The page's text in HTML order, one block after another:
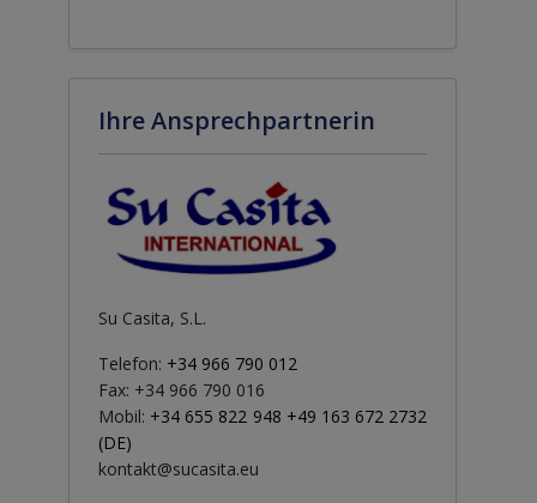
Ihre Ansprechpartnerin
Su Casita, S.L.
Telefon: +34 966 790 012
Fax: +34 966 790 016
Mobil: +34 655 822 948 +49 163 672 2732
(DE)
kontakt@sucasita.eu